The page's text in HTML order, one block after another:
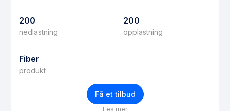
200
nedlastning
200
opplastning
Fiber
produkt
Få et tilbud
Les mer